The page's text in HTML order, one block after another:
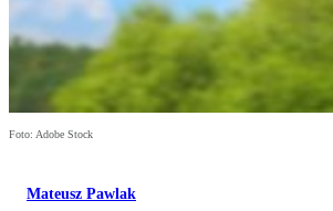
Foto: Adobe Stock
Mateusz Pawlak